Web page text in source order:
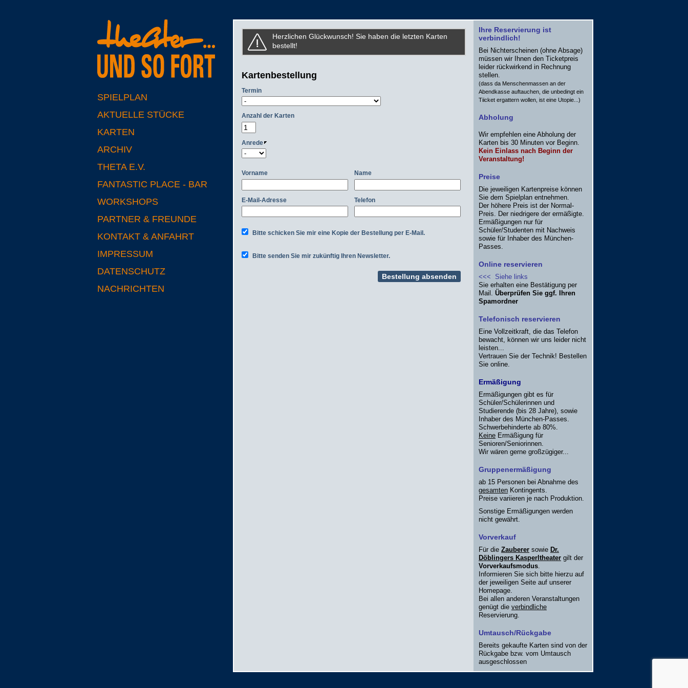
SPIELPLAN
AKTUELLE STÜCKE
KARTEN
ARCHIV
THETA E.V.
FANTASTIC PLACE - BAR
WORKSHOPS
PARTNER & FREUNDE
KONTAKT & ANFAHRT
IMPRESSUM
DATENSCHUTZ
NACHRICHTEN
Herzlichen Glückwunsch! Sie haben die letzten Karten
bestellt!
Kartenbestellung
Termin
Anzahl der Karten
Anrede
Vorname
E-Mail-Adresse
Name
Telefon
Bitte schicken Sie mir eine Kopie der Bestellung per E-Mail.
Bitte senden Sie mir zukünftig Ihren Newsletter.
Ihre Reservierung ist
verbindlich!
Bei Nichterscheinen (ohne Absage)
müssen wir Ihnen den Ticketpreis
leider rückwirkend in Rechnung
stellen.
(dass da Menschenmassen an der
Abendkasse auftauchen, die unbedingt ein
Tiicket ergattern wollen, ist eine Utopie...)
Abholung
Wir empfehlen eine Abholung der
Karten bis 30 Minuten vor Beginn.
Kein Einlass nach Beginn der
Veranstaltung!
Preise
Die jeweiligen Kartenpreise können
Sie dem Spielplan entnehmen.
Der höhere Preis ist der Normal-
Preis. Der niedrigere der ermäßigte.
Ermäßigungen nur für
Schüler/Studenten mit Nachweis
sowie für Inhaber des München-
Passes.
Online reservieren
<<< Siehe links
Sie erhalten eine Bestätigung per
Mail. Überprüfen Sie ggf. Ihren
Spamordner
Telefonisch reservieren
Eine Vollzeitkraft, die das Telefon
bewacht, können wir uns leider nicht
leisten...
Vertrauen Sie der Technik! Bestellen
Sie online.
Ermäßigung
Ermäßigungen gibt es für
Schüler/Schülerinnen und
Studierende (bis 28 Jahre), sowie
Inhaber des München-Passes.
Schwerbehinderte ab 80%.
Keine Ermäßigung für
Senioren/Seniorinnen.
Wir wären gerne großzügiger...
Gruppenermäßigung
ab 15 Personen bei Abnahme des
gesamten Kontingents.
Preise variieren je nach Produktion.
Sonstige Ermäßigungen werden
nicht gewährt.
Vorverkauf
Für die Zauberer sowie Dr.
Döblingers Kasperltheater gilt der
Vorverkaufsmodus.
Informieren Sie sich bitte hierzu auf
der jeweiligen Seite auf unserer
Homepage.
Bei allen anderen Veranstaltungen
genügt die verbindliche
Reservierung.
Umtausch/Rückgabe
Bereits gekaufte Karten sind von der
Rückgabe bzw. vom Umtausch
ausgeschlossen